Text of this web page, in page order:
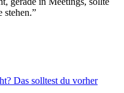
stehen.”
Das solltest du vorher